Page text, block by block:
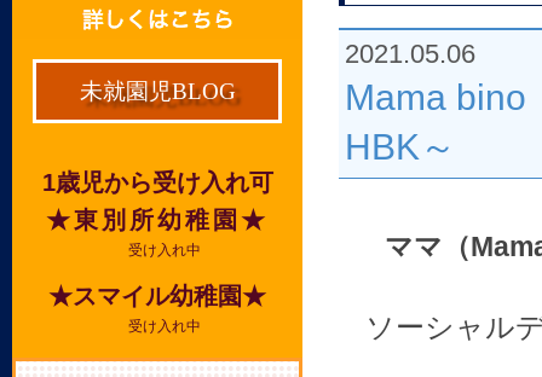
2021.05.06
Mama bino
HBK～
ママ（
ソーシャル
未就園児BLOG
1歳児から受け入れ可
★東別所幼稚園★
受け入れ中
★スマイル幼稚園★
受け入れ中